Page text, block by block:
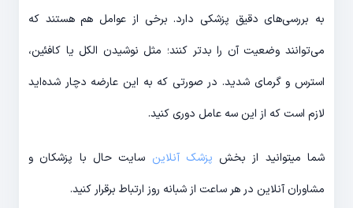
به بررسی‌های دقیق پزشکی دارد. برخی از عوامل هم هستند که
می‌توانند وضعیت آن را بدتر کنند؛ مثل نوشیدن الکل یا کافئین،
استرس و گرمای شدید. در صورتی که به این عارضه دچار شده‌اید
لازم است که از این سه عامل دوری کنید.
شما میتوانید از بخش پزشک آنلاین سایت حال با پزشکان و
مشاوران آنلاین در هر ساعت از شبانه روز ارتباط برقرار کنید.